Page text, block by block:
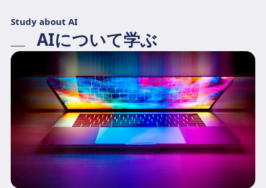
Study about AI
AIについて学ぶ